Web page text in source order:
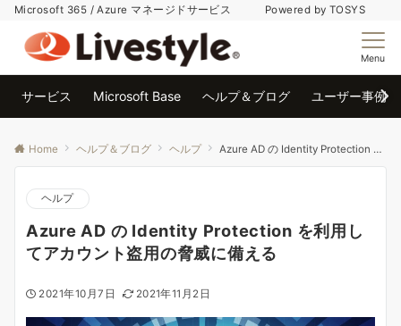
Microsoft 365 / Azure マネージドサービス Powered by TOSYS
Menu
サービス Microsoft Base ヘルプ＆ブログ ユーザー事例
Home ヘルプ＆ブログ ヘルプ Azure AD の Identity Protection を利用してアカウント盗用の脅威に備える
ヘルプ
Azure AD の Identity Protection を利用し
てアカウント盗用の脅威に備える
2021年10月7日 2021年11月2日